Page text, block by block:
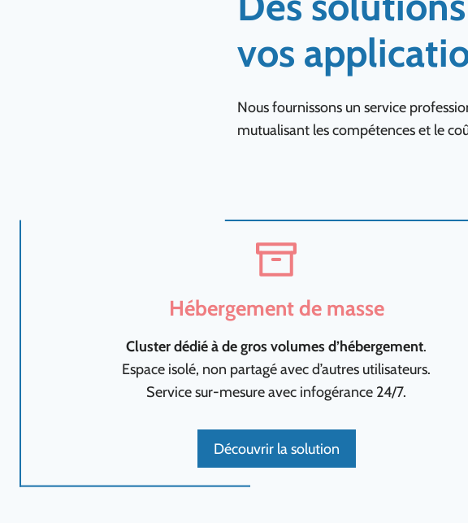
vos
Nous fournissons un service
mutualisant les compétences et le
Hébergement de masse
Cluster dédié à de gros volumes d’hébergement.
Espace isolé, non partagé avec d’autres utilisateurs.
Service sur-mesure avec infogérance 24/7.
Découvrir la solution